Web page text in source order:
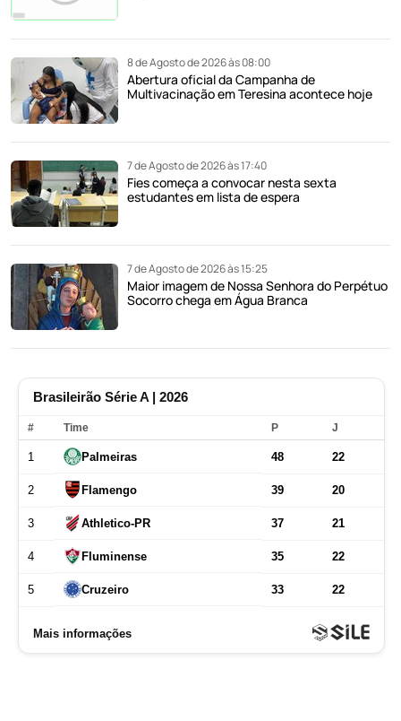
8 de Agosto de 2026 às 08:00
Abertura oficial da Campanha de
Multivacinação em Teresina acontece hoje
7 de Agosto de 2026 às 17:40
Fies começa a convocar nesta sexta
estudantes em lista de espera
7 de Agosto de 2026 às 15:25
Maior imagem de Nossa Senhora do Perpétuo
Socorro chega em Água Branca